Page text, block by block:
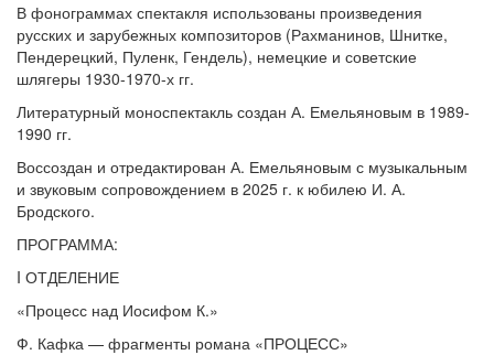
В фонограммах спектакля использованы произведения
русских и зарубежных композиторов (Рахманинов, Шнитке,
Пендерецкий, Пуленк, Гендель), немецкие и советские
шлягеры 1930-1970-х гг.
Литературный моноспектакль создан А. Емельяновым в 1989-
1990 гг.
Воссоздан и отредактирован А. Емельяновым с музыкальным
и звуковым сопровождением в 2025 г. к юбилею И. А.
Бродского.
ПРОГРАММА:
I ОТДЕЛЕНИЕ
«Процесс над Иосифом К.»
Ф. Кафка — фрагменты романа «ПРОЦЕСС»